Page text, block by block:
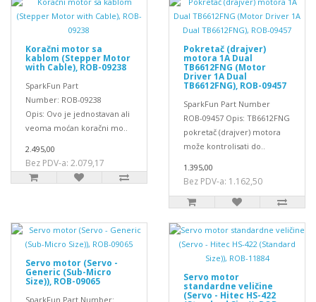
Koračni motor sa
kablom (Stepper Motor
with Cable), ROB-09238
SparkFun Part
Number: ROB-09238
Opis: Ovo je jednostavan ali
veoma moćan koračni mo..
2.495,00
Bez PDV-a: 2.079,17
Pokretač (drajver)
motora 1A Dual
TB6612FNG (Motor
Driver 1A Dual
TB6612FNG), ROB-09457
SparkFun Part Number
ROB-09457 Opis: TB6612FNG
pokretač (drajver) motora
može kontrolisati do..
1.395,00
Bez PDV-a: 1.162,50
Servo motor (Servo -
Generic (Sub-Micro
Size)), ROB-09065
SparkFun Part Number:
Servo motor
standardne veličine
(Servo - Hitec HS-422